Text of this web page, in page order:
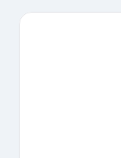
y Terminal de Ferry